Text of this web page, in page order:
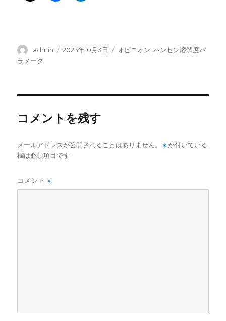
投
稿
admin
投
2023年10月3日
カ
オピニオン ,ハンセン溶解度パ
ラメータ
コメントを残す
メールアドレスが公開されることはありません。 ※ が付いている
欄は必須項目です
コメント※